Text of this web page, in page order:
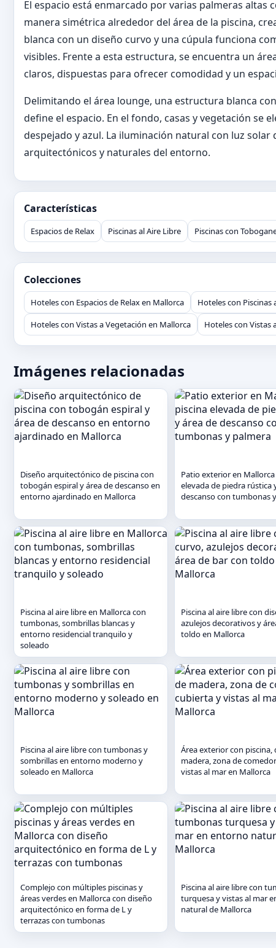
El espacio está enmarcado por varias palmeras
manera simétrica alrededor del área de la piscina,
blanca con un diseño curvo y una cúpula funciona
visibles. Frente a esta estructura, se encuentra un
claros, dispuestas para ofrecer comodidad y un
Delimitando el área lounge, una estructura blanca
define el espacio. En el fondo, casas y vegetación se
despejado y azul. La iluminación natural con luz
arquitectónicos y naturales del entorno.
Características
Espacios de Relax Piscinas al Aire Libre Piscinas con
Colecciones
Hoteles con Espacios de Relax en Mallorca Hoteles con Piscinas
Hoteles con Vistas a Vegetación en Mallorca
Hoteles con Vistas
Imágenes relacionadas
Diseño arquitectónico de piscina con
tobogán espiral y área de descanso en
entorno ajardinado en Mallorca
Patio exterior en
elevada de piedra rústica
descanso con tumbonas
Piscina al aire libre en Mallorca con
tumbonas, sombrillas blancas y
entorno residencial tranquilo y
soleado
Piscina al aire libre con
azulejos decorativos y
toldo en Mallorca
Piscina al aire libre con tumbonas y
sombrillas en entorno moderno y
soleado en Mallorca
Área exterior con piscina,
madera, zona de
vistas al mar en Mallorca
Complejo con múltiples piscinas y
áreas verdes en Mallorca con diseño
arquitectónico en forma de L y
terrazas con tumbonas
Piscina al aire libre con
turquesa y vistas al mar
natural de Mallorca